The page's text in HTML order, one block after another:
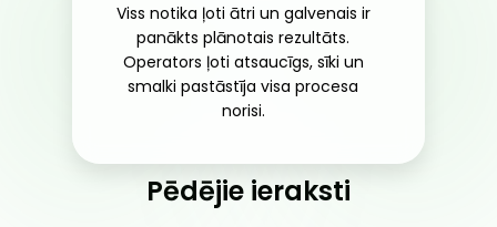
Viss notika ļoti ātri un galvenais ir
panākts plānotais rezultāts.
Operators ļoti atsaucīgs, sīki un
smalki pastāstīja visa procesa
norisi.
Pēdējie ieraksti